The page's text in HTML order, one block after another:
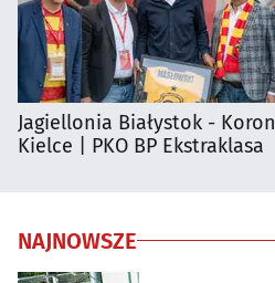
Jagiellonia Białystok -
Kielce | PKO BP Ekstraklasa
NAJNOWSZE